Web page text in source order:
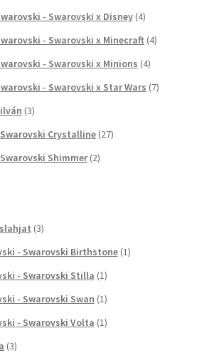
- Swarovski x Disney (4)
- Swarovski x Minecraft (4)
- Swarovski x Minions (4)
- Swarovski x Star Wars (7)
(3)
Crystalline (27)
Shimmer (2)
(3)
- Swarovski Birthstone (1)
- Swarovski Stilla (1)
- Swarovski Swan (1)
- Swarovski Volta (1)
(3)